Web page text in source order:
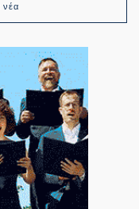
νέα